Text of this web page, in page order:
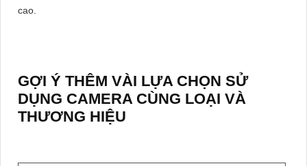
cao.
GỢI Ý THÊM VÀI LỰA CHỌN SỬ
DỤNG CAMERA CÙNG LOẠI VÀ
THƯƠNG HIỆU